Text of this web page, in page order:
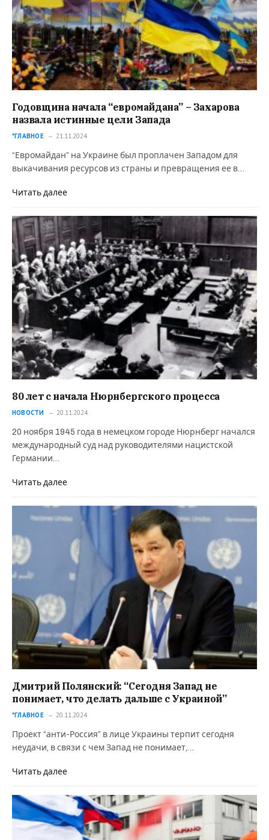
Годовщина начала “евромайдана” – Захарова
назвала истинные цели Запада
*ГЛАВНОЕ 21.11.2024
“Евромайдан” на Украине был проплачен Западом для
выкачивания ресурсов из страны и превращения ее в…
Читать далее
80 лет с начала Нюрнбергского процесса
НОВОСТИ 20.11.2024
20 ноября 1945 года в немецком городе Нюрнберг начался
международный суд над руководителями нацистской
Германии…
Читать далее
Дмитрий Полянский: “Сегодня Запад не
понимает, что делать дальше с Украиной”
*ГЛАВНОЕ 20.11.2024
Проект “анти-Россия” в лице Украины терпит сегодня
неудачи, в связи с чем Запад не понимает,…
Читать далее